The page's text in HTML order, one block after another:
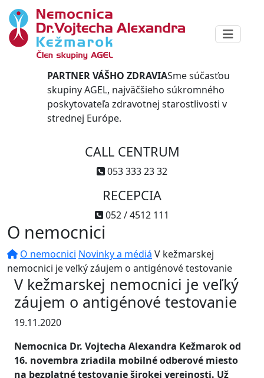
PARTNER VÁŠHO ZDRAVIASme súčasťou
skupiny AGEL, najväčšieho súkromného
poskytovateľa zdravotnej starostlivosti v
strednej Európe.
CALL CENTRUM
053 333 23 32
RECEPCIA
052 / 4512 111
O nemocnici
O nemocnici Novinky a médiá V kežmarskej
nemocnici je veľký záujem o antigénové testovanie
V kežmarskej nemocnici je veľký
záujem o antigénové testovanie
19.11.2020
Nemocnica Dr. Vojtecha Alexandra Kežmarok od
16. novembra zriadila mobilné odberové miesto
na bezplatné testovanie širokej verejnosti. Už